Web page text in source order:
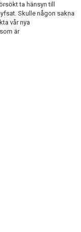
ta hänsyn till
Skulle någon sakna
vår nya
är